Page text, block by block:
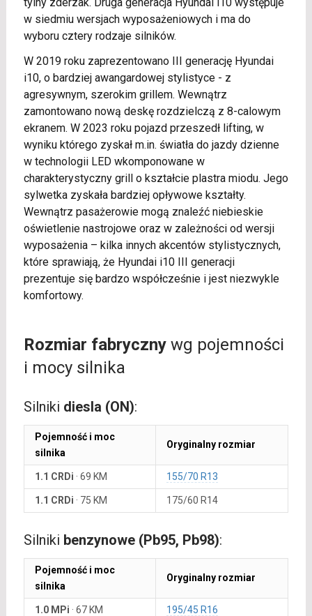
w siedmiu wersjach wyposażeniowych i ma do
wyboru cztery rodzaje silników.
W 2019 roku zaprezentowano III generację Hyundai
i10, o bardziej awangardowej stylistyce - z
agresywnym, szerokim grillem. Wewnątrz
zamontowano nową deskę rozdzielczą z 8-calowym
ekranem. W 2023 roku pojazd przeszedł lifting, w
wyniku którego zyskał m.in. światła do jazdy dzienne
w technologii LED wkomponowane w
charakterystyczny grill o kształcie plastra miodu. Jego
sylwetka zyskała bardziej opływowe kształty.
Wewnątrz pasażerowie mogą znaleźć niebieskie
oświetlenie nastrojowe oraz w zależności od wersji
wyposażenia – kilka innych akcentów stylistycznych,
które sprawiają, że Hyundai i10 III generacji
prezentuje się bardzo współcześnie i jest niezwykle
komfortowy.
Rozmiar fabrycznywg pojemności
i mocy silnika
Silniki diesla (ON):
Pojemność i moc
silnika
Oryginalny rozmiar
1.1 CRDi · 69 KM 155/70 R13
1.1 CRDi · 75 KM 175/60 R14
Silniki benzynowe (Pb95, Pb98):
Pojemność i moc
silnika
Oryginalny rozmiar
1.0 MPi · 67 KM
195/45 R16